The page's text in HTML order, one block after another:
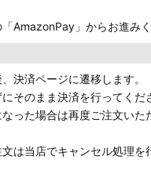
AmazonPay」からお進みく
決済ページに遷移します。
そのまま決済を行ってくだ
った場合は再度ご注文いた
は当店でキャンセル処理を